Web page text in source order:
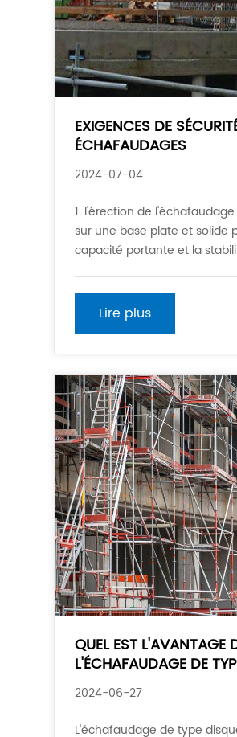
EXIGENCES DE
ÉCHAFAUDAGES
2024-07-04
1. l'érection de
sur une base plate et solide
capacité portante et la
que des filets de sécurité et
devraient être mises en
Lire plus
QUEL EST L'AVANTAGE
L'ÉCHAFAUDAGE DE
RAPPORT À
BOL ET DE TYPE ROUE
2024-06-27
L'échafaudage de type